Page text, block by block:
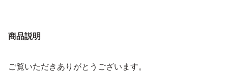
商品説明
ご覧いただきありがとうございます。